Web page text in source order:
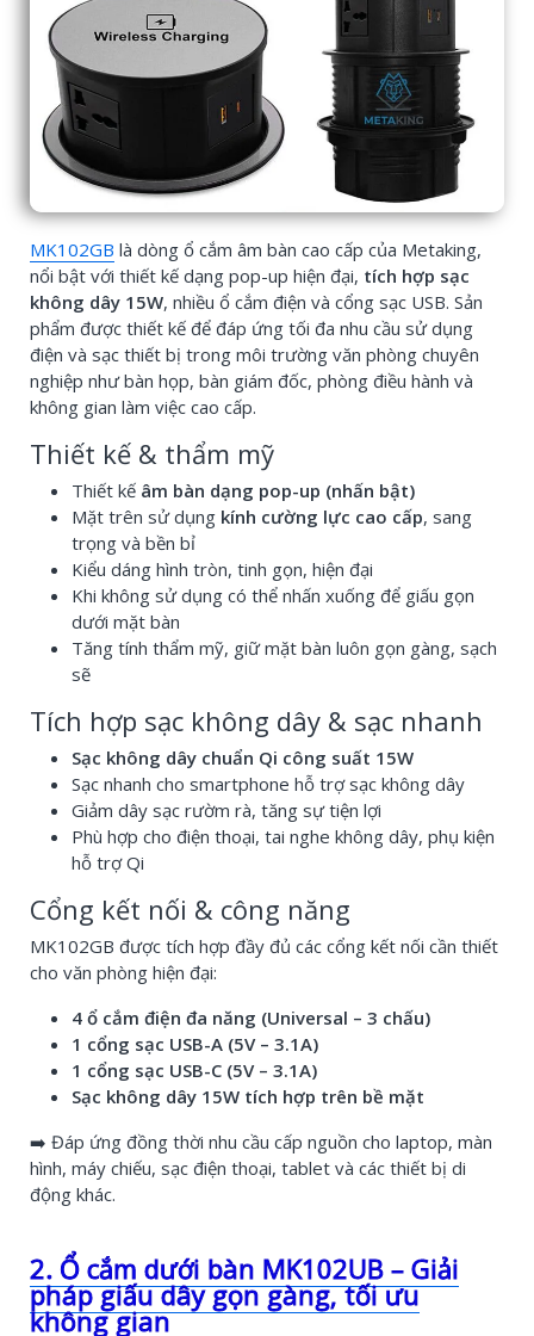
MK102GB là dòng ổ cắm âm bàn cao cấp của Metaking,
nổi bật với thiết kế dạng pop-up hiện đại, tích hợp sạc
không dây 15W, nhiều ổ cắm điện và cổng sạc USB. Sản
phẩm được thiết kế để đáp ứng tối đa nhu cầu sử dụng
điện và sạc thiết bị trong môi trường văn phòng chuyên
nghiệp như bàn họp, bàn giám đốc, phòng điều hành và
không gian làm việc cao cấp.
Thiết kế & thẩm mỹ
Thiết kế âm bàn dạng pop-up (nhấn bật)
Mặt trên sử dụng kính cường lực cao cấp, sang
trọng và bền bỉ
Kiểu dáng hình tròn, tinh gọn, hiện đại
Khi không sử dụng có thể nhấn xuống để giấu gọn
dưới mặt bàn
Tăng tính thẩm mỹ, giữ mặt bàn luôn gọn gàng, sạch
sẽ
Tích hợp sạc không dây & sạc nhanh
Sạc không dây chuẩn Qi công suất 15W
Sạc nhanh cho smartphone hỗ trợ sạc không dây
Giảm dây sạc rườm rà, tăng sự tiện lợi
Phù hợp cho điện thoại, tai nghe không dây, phụ kiện
hỗ trợ Qi
Cổng kết nối & công năng
MK102GB được tích hợp đầy đủ các cổng kết nối cần thiết
cho văn phòng hiện đại:
4 ổ cắm điện đa năng (Universal – 3 chấu)
1 cổng sạc USB-A (5V – 3.1A)
1 cổng sạc USB-C (5V – 3.1A)
Sạc không dây 15W tích hợp trên bề mặt
➡️ Đáp ứng đồng thời nhu cầu cấp nguồn cho laptop, màn
hình, máy chiếu, sạc điện thoại, tablet và các thiết bị di
động khác.
2. Ổ cắm dưới bàn MK102UB – Giải
pháp giấu dây gọn gàng, tối ưu
không gian